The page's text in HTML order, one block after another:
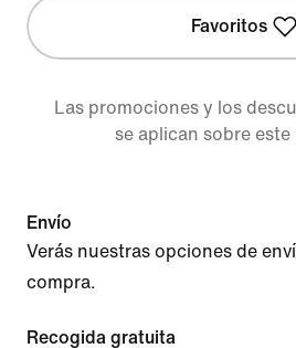
Favoritos
Las promociones y los
se aplican sobre
Envío
Verás nuestras opciones de
compra.
Recogida gratuita